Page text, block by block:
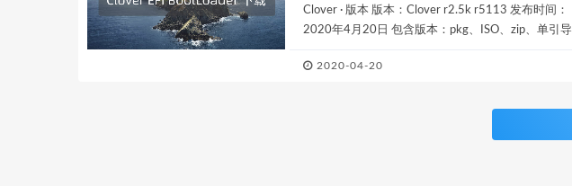
Clover · 版本 版本：Clover r2.5k r5113 发布时间：
2020年4月20日 包含版本：pkg、ISO、zip、单引导
2020-04-20